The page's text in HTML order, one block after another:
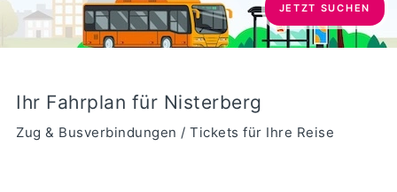
JETZT SUCHEN
Ihr Fahrplan für Nisterberg
Zug & Busverbindungen / Tickets für Ihre Reise